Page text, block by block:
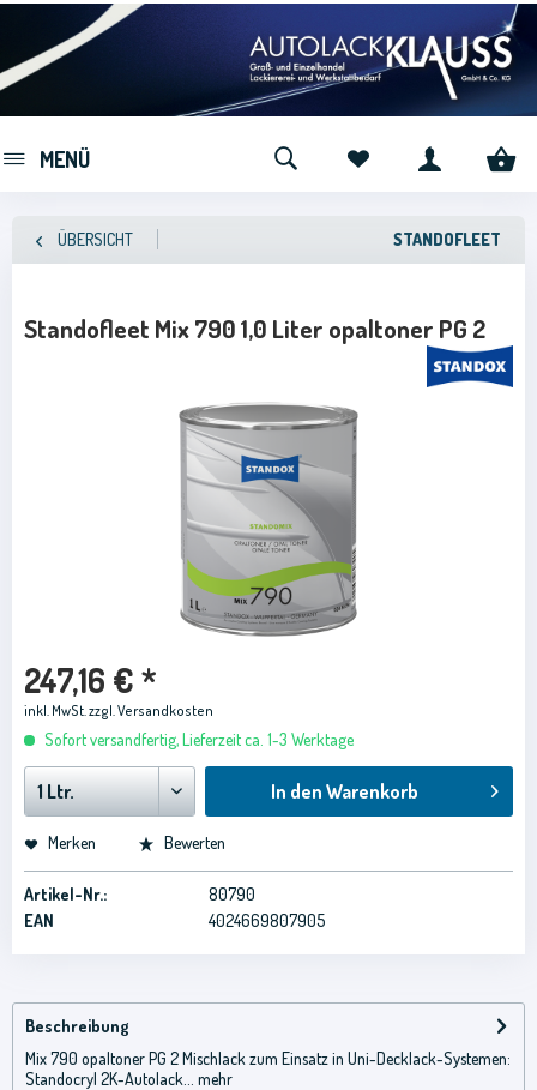
MENÜ
ÜBERSICHT STANDOFLEET
Standofleet Mix 790 1,0 Liter opaltoner PG 2
247,16 € *
inkl. MwSt.zzgl. Versandkosten
Sofort versandfertig, Lieferzeit ca. 1-3 Werktage
In den Warenkorb
Merken Bewerten
Artikel-Nr.:
80790
EAN
4024669807905
Beschreibung
Mix 790 opaltoner PG 2 Mischlack zum Einsatz in Uni-Decklack-Systemen:
Standocryl 2K-Autolack...
mehr